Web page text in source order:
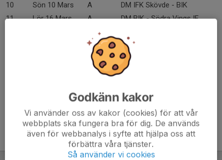
10
Sön 10 Mars A
DM IFK Skövde - BIK
11
Lör 16 Mars A
DM BIK - Södra Vings IF
A
IFK Falköping U - BIK
B/A
FC Skövde - BIK
letar match
Fre 19 April A Seriepremiär
Godkänn kakor
Vi använder oss av kakor (cookies) för att vår
webbplats ska fungera bra för dig. De används
även för webbanalys i syfte att hjälpa oss att
förbättra våra tjänster.
Så använder vi cookies